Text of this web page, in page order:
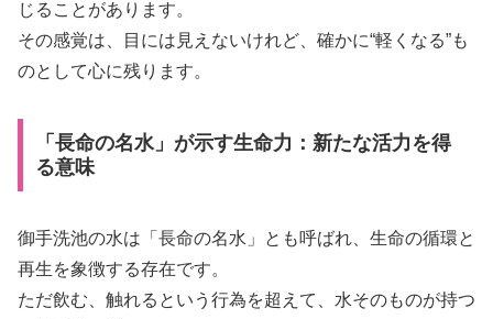
じることがあります。
その感覚は、目には見えないけれど、確かに“軽くなる”も
のとして心に残ります。
「長命の名水」が示す生命力：新たな活力を得
る意味
御手洗池の水は「長命の名水」とも呼ばれ、生命の循環と
再生を象徴する存在です。
ただ飲む、触れるという行為を超えて、水そのものが持つ